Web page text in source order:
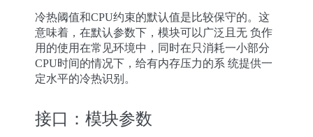
冷热阈值和CPU约束的默认值是比较保守的。这
意味着，在默认参数下，模块可以广泛且无 负作
用的使用在常见环境中，同时在只消耗一小部分
CPU时间的情况下，给有内存压力的系 统提供一
定水平的冷热识别。
接口：模块参数